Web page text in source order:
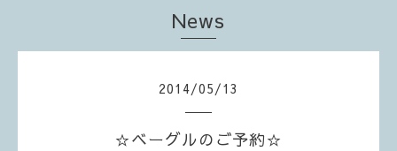
News
2014/05/13
☆ベーグルのご予約☆